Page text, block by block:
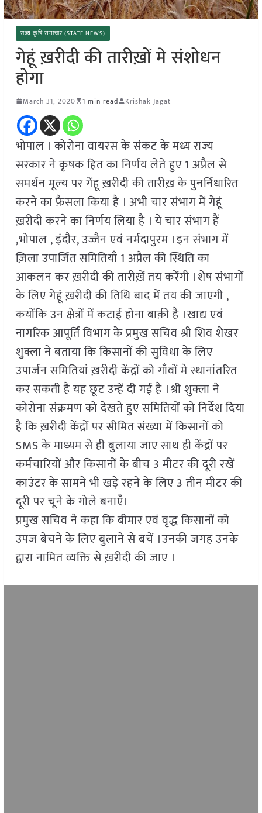
राज्य कृषि समाचार (STATE NEWS)
गेहूं ख़रीदी की तारीख़ों मे संशोधन
होगा
March 31, 2020 1 min read Krishak Jagat
भोपाल । कोरोना वायरस के संकट के मध्य राज्य
सरकार ने कृषक हित का निर्णय लेते हुए 1 अप्रैल से
समर्थन मूल्य पर गेंहू ख़रीदी की तारीख़ के पुनर्निधारित
करने का फ़ैसला किया है । अभी चार संभाग में गेहूं
ख़रीदी करने का निर्णय लिया है । ये चार संभाग हैं
,भोपाल , इंदौर, उज्जैन एवं नर्मदापुरम ।इन संभाग में
ज़िला उपार्जित समितियाँ 1 अप्रैल की स्थिति का
आकलन कर ख़रीदी की तारीख़ें तय करेंगी ।शेष संभागों
के लिए गेहूं ख़रीदी की तिथि बाद में तय की जाएगी ,
कयोंकि उन क्षेत्रों में कटाई होना बाक़ी है ।खाद्य एवं
नागरिक आपूर्ति विभाग के प्रमुख सचिव श्री शिव शेखर
शुक्ला ने बताया कि किसानों की सुविधा के लिए
उपार्जन समितियां ख़रीदी केंद्रों को गाँवों मे स्थानांतरित
कर सकती है यह छूट उन्हें दी गई है ।श्री शुक्ला ने
कोरोना संक्रमण को देखते हुए समितियों को निर्देश दिया
है कि ख़रीदी केंद्रों पर सीमित संख्या में किसानों को
SMS के माध्यम से ही बुलाया जाए साथ ही केंद्रों पर
कर्मचारियों और किसानों के बीच 3 मीटर की दूरी रखें
काउंटर के सामने भी खड़े रहने के लिए 3 तीन मीटर की
दूरी पर चूने के गोले बनाएँ।
प्रमुख सचिव ने कहा कि बीमार एवं वृद्ध किसानों को
उपज बेचने के लिए बुलाने से बचें ।उनकी जगह उनके
द्वारा नामित व्यक्ति से ख़रीदी की जाए ।